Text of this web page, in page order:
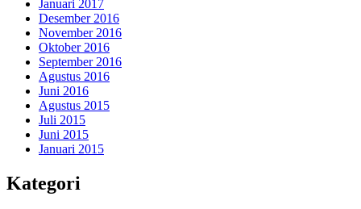
Januari 2017
Desember 2016
November 2016
Oktober 2016
September 2016
Agustus 2016
Juni 2016
Agustus 2015
Juli 2015
Juni 2015
Januari 2015
Kategori